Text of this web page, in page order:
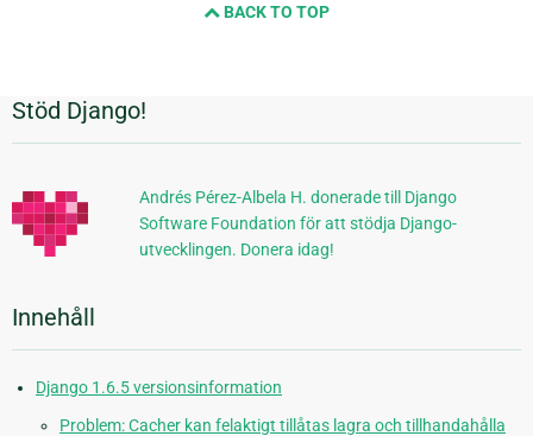
BACK TO TOP
Ytterligare
information
Stöd Django!
Andrés Pérez-Albela H. donerade till Django
Software Foundation för att stödja Django-
utvecklingen. Donera idag!
Innehåll
Django 1.6.5 versionsinformation
Problem: Cacher kan felaktigt tillåtas lagra och tillhandahålla